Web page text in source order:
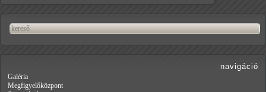
navigáció
Galéria
Megfigyelőközpont